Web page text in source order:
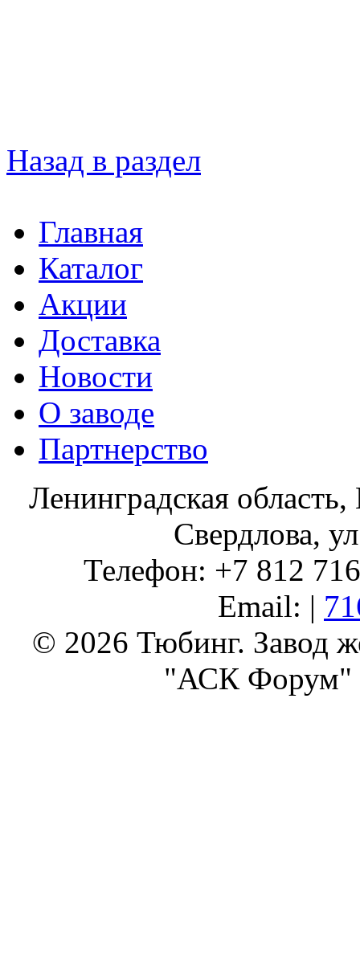
Назад в раздел
Главная
Каталог
Акции
Доставка
Новости
О заводе
Партнерство
Ленинградская
Свердлова,
Телефон: +7 812
Email: |
© 2026 Тюбинг. Завод
"АСК Форум"